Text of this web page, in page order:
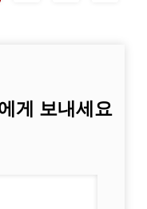
게 보내세요